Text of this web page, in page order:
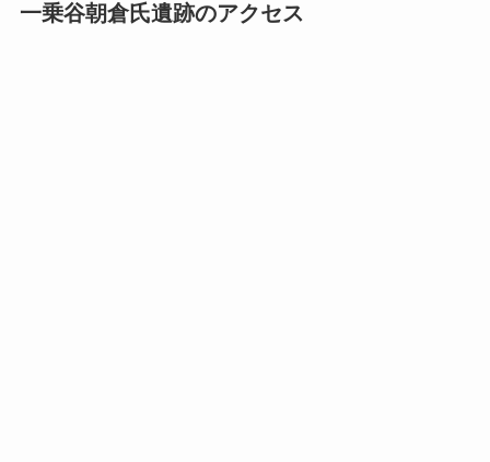
一乗谷朝倉氏遺跡のアクセス